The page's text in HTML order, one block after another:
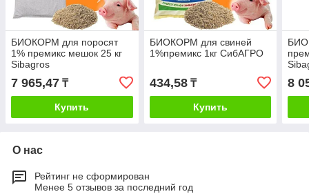
БИОКОРМ для поросят
1% премикс мешок 25 кг
Sibagros
7 965,47 ₸
Купить
БИОКОРМ для свиней
1%премикс 1кг СибАГРО
434,58₸
Купить
8
О нас
Рейтинг не сформирован
Менее 5 отзывов за последний год